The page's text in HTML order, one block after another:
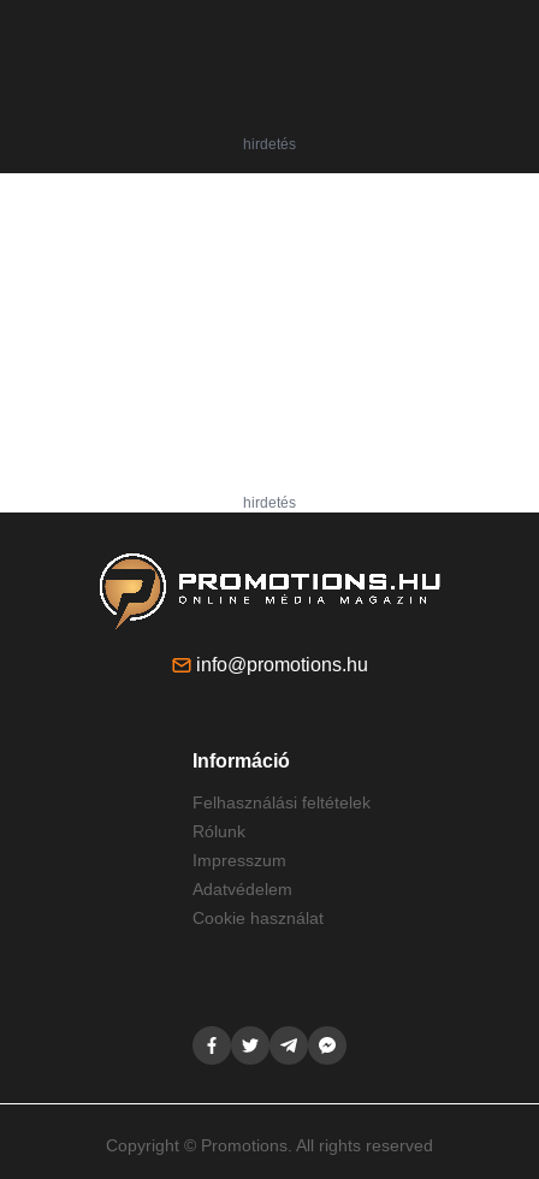
hirdetés
hirdetés
info@promotions.hu
Információ
Felhasználási feltételek
Rólunk
Impresszum
Adatvédelem
Cookie használat
Copyright © Promotions. All rights reserved